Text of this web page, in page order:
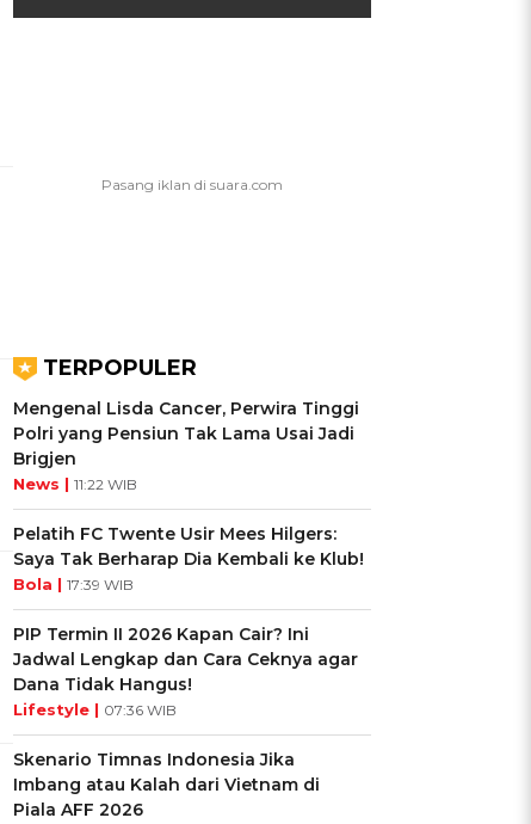
TERPOPULER
Mengenal Lisda Cancer, Perwira Tinggi
Polri yang Pensiun Tak Lama Usai Jadi
Brigjen
News | 11:22 WIB
Pelatih FC Twente Usir Mees Hilgers:
Saya Tak Berharap Dia Kembali ke Klub!
Bola | 17:39 WIB
PIP Termin II 2026 Kapan Cair? Ini
Jadwal Lengkap dan Cara Ceknya agar
Dana Tidak Hangus!
Lifestyle | 07:36 WIB
Skenario Timnas Indonesia Jika
Imbang atau Kalah dari Vietnam di
Piala AFF 2026